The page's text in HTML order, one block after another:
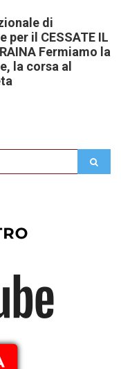
di
il CESSATE IL
Fermiamo la
la corsa al